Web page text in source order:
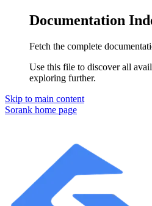
Documentation
Fetch the complete
Use this file to discover all
exploring further.
Skip to main content
Sorank home page